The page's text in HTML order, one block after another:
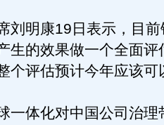
明康19日表示，目前
生的效果做一个全面评
个评估预计今年应该可
体化对中国公司治理